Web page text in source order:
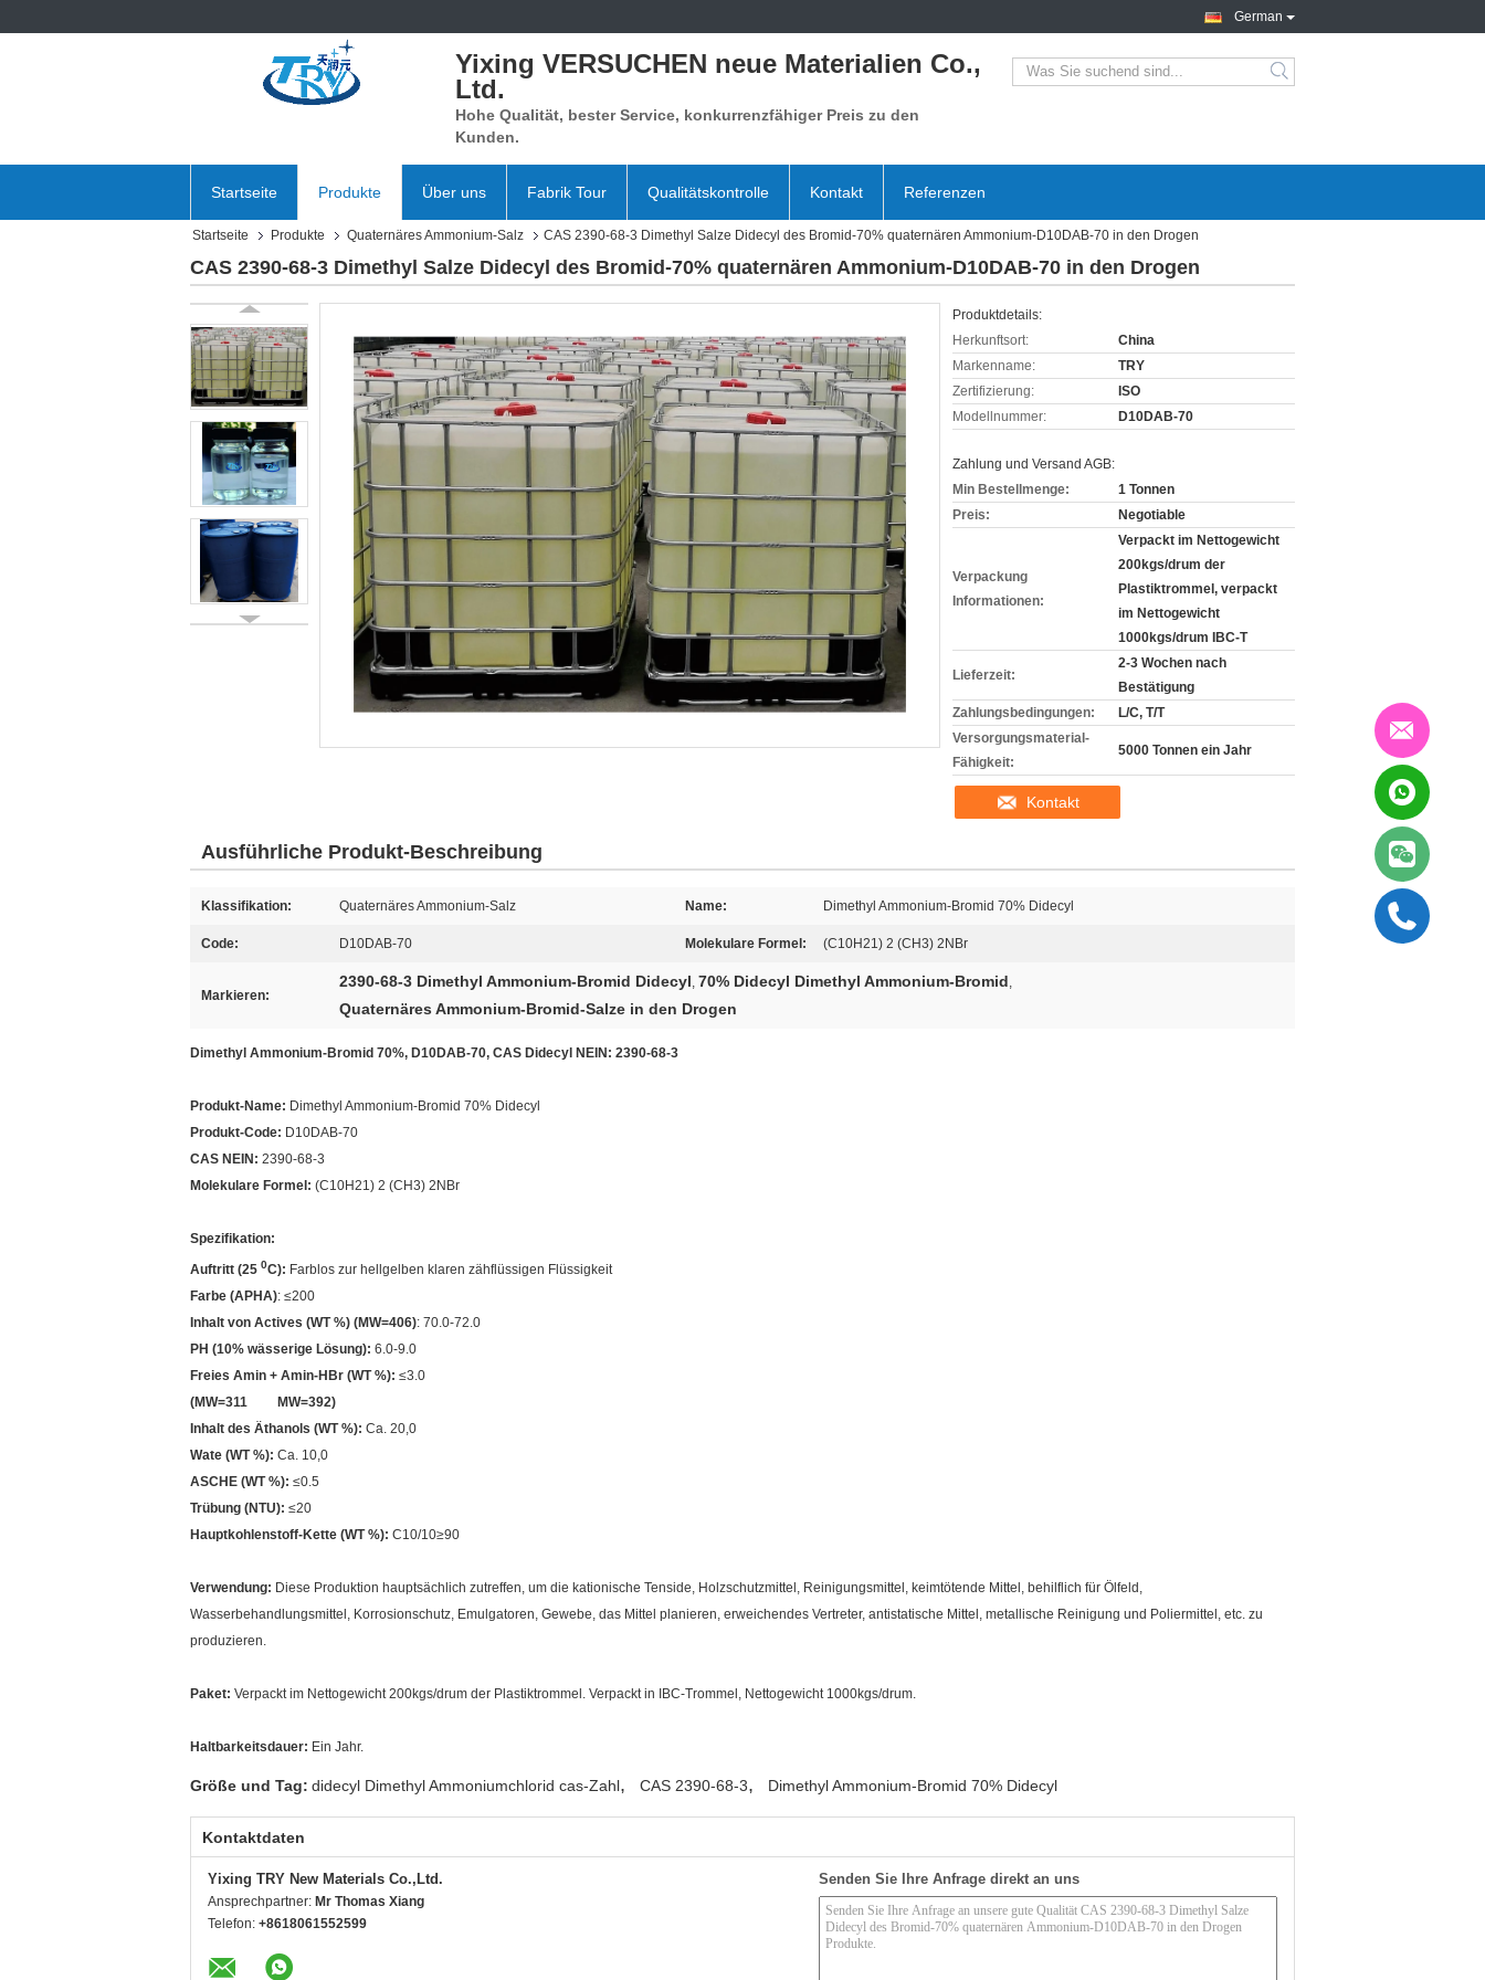
German
Yixing VERSUCHEN neue Materialien Co.,
Ltd.
Hohe Qualität, bester Service, konkurrenzfähiger Preis zu den
Kunden.
Startseite Produkte Über uns Fabrik Tour Qualitätskontrolle Kontakt Referenzen
Startseite Produkte Quaternäres Ammonium-Salz CAS 2390-68-3 Dimethyl Salze Didecyl des Bromid-70% quaternären Ammonium-D10DAB-70 in den Drogen
CAS 2390-68-3 Dimethyl Salze Didecyl des Bromid-70% quaternären Ammonium-D10DAB-70 in den Drogen
Produktdetails:
Herkunftsort:
China
Markenname:
TRY
Zertifizierung:
ISO
Modellnummer:
D10DAB-70
Zahlung und Versand AGB:
Min Bestellmenge:
1 Tonnen
Preis:
Negotiable
Verpackung
Informationen:
Verpackt im Nettogewicht
200kgs/drum der
Plastiktrommel, verpackt
im Nettogewicht
1000kgs/drum IBC-T
Lieferzeit:
2-3 Wochen nach
Bestätigung
Zahlungsbedingungen:
L/C, T/T
Versorgungsmaterial-
Fähigkeit:
5000 Tonnen ein Jahr
Kontakt
Ausführliche Produkt-Beschreibung
Klassifikation: Quaternäres Ammonium-Salz Name: Dimethyl Ammonium-Bromid 70% Didecyl
Code: D10DAB-70 Molekulare Formel: (C10H21) 2 (CH3) 2NBr
Markieren:
2390-68-3 Dimethyl Ammonium-Bromid Didecyl, 70% Didecyl Dimethyl Ammonium-Bromid,
Quaternäres Ammonium-Bromid-Salze in den Drogen
Dimethyl Ammonium-Bromid 70%, D10DAB-70, CAS Didecyl NEIN: 2390-68-3
Produkt-Name: Dimethyl Ammonium-Bromid 70% Didecyl
Produkt-Code: D10DAB-70
CAS NEIN: 2390-68-3
Molekulare Formel: (C10H21) 2 (CH3) 2NBr
Spezifikation:
Auftritt (25 0C): Farblos zur hellgelben klaren zähflüssigen Flüssigkeit
Farbe (APHA): ≤200
Inhalt von Actives (WT %) (MW=406): 70.0-72.0
PH (10% wässerige Lösung): 6.0-9.0
Freies Amin + Amin-HBr (WT %): ≤3.0
(MW=311 MW=392)
Inhalt des Äthanols (WT %): Ca. 20,0
Wate (WT %): Ca. 10,0
ASCHE (WT %): ≤0.5
Trübung (NTU): ≤20
Hauptkohlenstoff-Kette (WT %): C10/10≥90
Verwendung: Diese Produktion hauptsächlich zutreffen, um die kationische Tenside, Holzschutzmittel, Reinigungsmittel, keimtötende Mittel, behilflich für Ölfeld,
Wasserbehandlungsmittel, Korrosionschutz, Emulgatoren, Gewebe, das Mittel planieren, erweichendes Vertreter, antistatische Mittel, metallische Reinigung und Poliermittel, etc. zu
produzieren.
Paket: Verpackt im Nettogewicht 200kgs/drum der Plastiktrommel. Verpackt in IBC-Trommel, Nettogewicht 1000kgs/drum.
Haltbarkeitsdauer: Ein Jahr.
Größe und Tag: didecyl Dimethyl Ammoniumchlorid cas-Zahl, CAS 2390-68-3, Dimethyl Ammonium-Bromid 70% Didecyl
Kontaktdaten
Yixing TRY New Materials Co.,Ltd.
Ansprechpartner: Mr Thomas Xiang
Telefon: +8618061552599
Senden Sie Ihre Anfrage direkt an uns